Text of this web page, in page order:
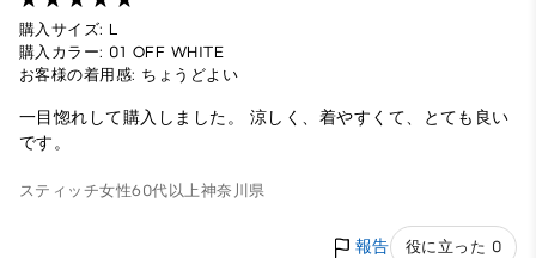
購入サイズ: L
購入カラー: 01 OFF WHITE
お客様の着用感: ちょうどよい
一目惚れして購入しました。 涼しく、着やすくて、とても良い
です。
スティッチ女性60代以上神奈川県
報告 役に立った 0